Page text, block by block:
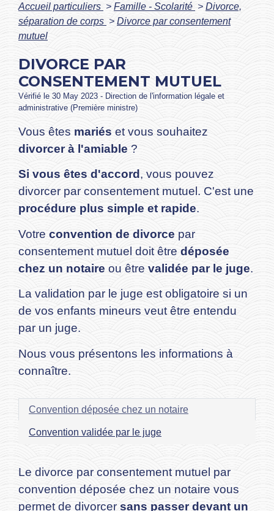
Accueil particuliers > Famille - Scolarité > Divorce,
séparation de corps > Divorce par consentement
mutuel
DIVORCE PAR
CONSENTEMENT MUTUEL
Vérifié le 30 May 2023 - Direction de l'information légale et
administrative (Première ministre)
Vous êtes mariés et vous souhaitez
divorcer à l'amiable ?
Si vous êtes d'accord , vous pouvez
divorcer par consentement mutuel. C'est une
procédure plus simple et rapide.
Votre convention de divorce par
consentement mutuel doit être déposée
chez un notaire ou être validée par le juge.
La validation par le juge est obligatoire si un
de vos enfants mineurs veut être entendu
par un juge.
Nous vous présentons les informations à
connaître.
Convention déposée chez un notaire
Convention validée par le juge
Le divorce par consentement mutuel par
convention déposée chez un notaire vous
permet de divorcer sans passer devant un